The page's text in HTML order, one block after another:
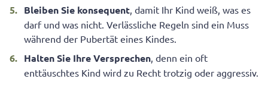
Bleiben Sie konsequent, damit Ihr Kind weiß, was es
darf und was nicht. Verlässliche Regeln sind ein Muss
während der Pubertät eines Kindes.
Halten Sie Ihre Versprechen, denn ein oft
enttäuschtes Kind wird zu Recht trotzig oder aggressiv.